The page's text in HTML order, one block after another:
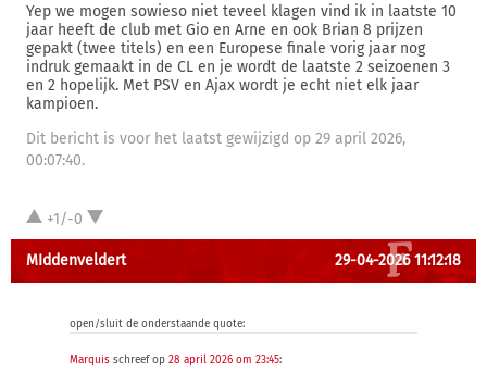
Yep we mogen sowieso niet teveel klagen vind ik in laatste 10
jaar heeft de club met Gio en Arne en ook Brian 8 prijzen
gepakt (twee titels) en een Europese finale vorig jaar nog
indruk gemaakt in de CL en je wordt de laatste 2 seizoenen 3
en 2 hopelijk. Met PSV en Ajax wordt je echt niet elk jaar
kampioen.
Dit bericht is voor het laatst gewijzigd op 29 april 2026,
00:07:40.
+1/-0
MIddenveldert 29-04-2026 11:12:18
open/sluit de onderstaande quote:
Marquis schreef op 28 april 2026 om 23:45: